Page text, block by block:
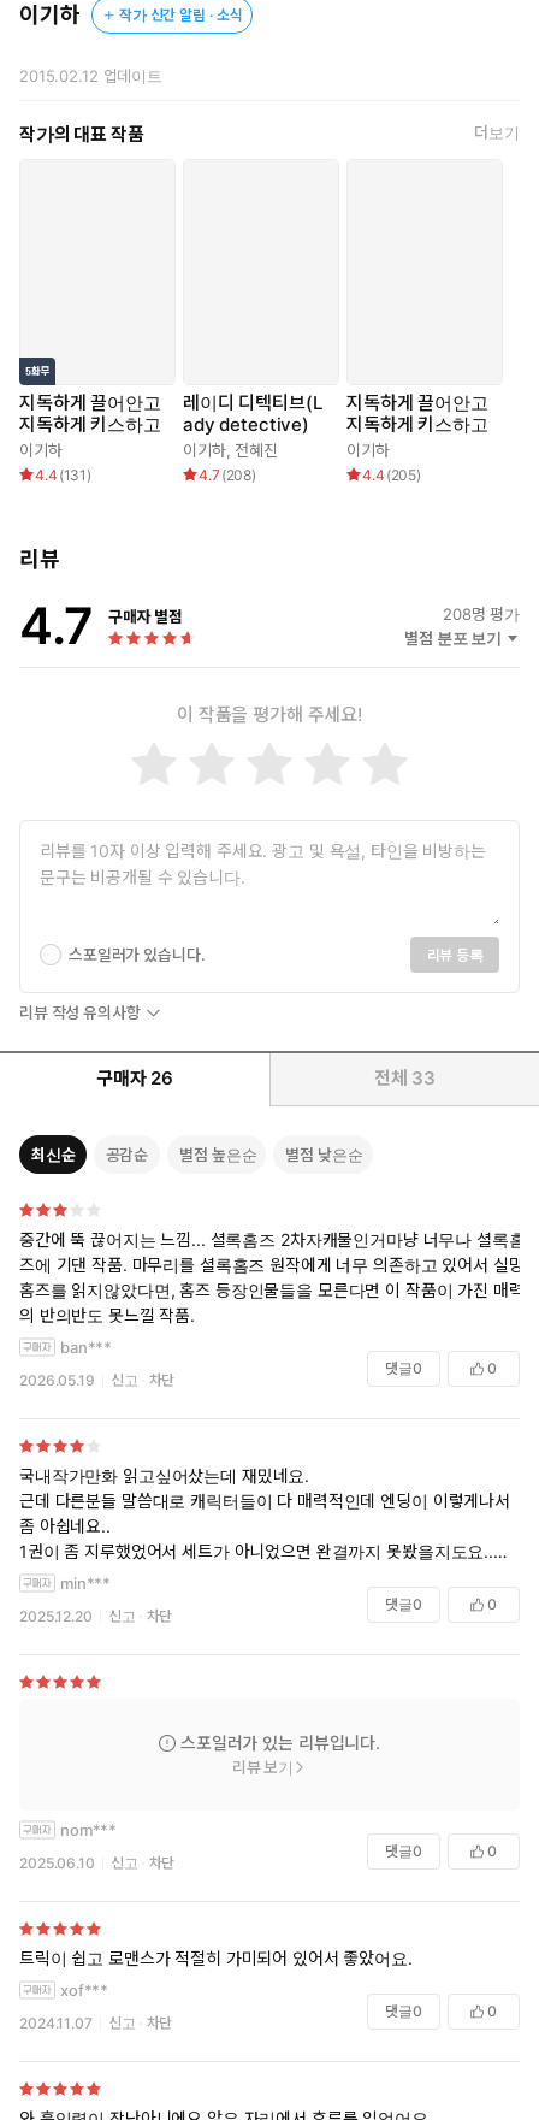
이기하 작가 신간 알림 · 소식
2015.02.12 업데이트
작가의 대표 작품 더보기
지독하게 끌어안고
지독하게 키스하고
이기하
4.4 (131 )
레이디 디텍티브(L
ady detective)
이기하, 전혜진
4.7 (208)
지독하게 끌어안고
지독하게 키스하고
이기하
4.4 (205)
리뷰
4.7 구매자 별점 208명 평가
별점 분포 보기
이 작품을 평가해 주세요!
스포일러가 있습니다. 리뷰 등록
리뷰 작성 유의사항
구매자 26 전체 33
최신순 공감순 별점 높은순 별점 낮은순
중간에 뚝 끊어지는 느낌... 셜록홈즈 2차자캐물인거마냥 너무나 셜록홈
즈에 기댄 작품. 마무리를 셜록홈즈 원작에게 너무 의존하고 있어서 실망.
홈즈를 읽지않았다면, 홈즈 등장인물들을 모른다면 이 작품이 가진 매력
의 반의반도 못느낄 작품.
ban***
2026.05.19 신고 차단
댓글0 0
국내작가만화 읽고싶어샀는데 재밌네요.
근데 다른분들 말씀대로 캐릭터들이 다 매력적인데 엔딩이 이렇게나서
좀 아쉽네요..
1권이 좀 지루했었어서 세트가 아니었으면 완결까지 못봤을지도요..
제임스도 마이크로프트도 설정은 흥미로웠는데 아쉽습니다..
min***
2025.12.20 신고 차단
댓글0 0
스포일러가 있는 리뷰입니다.
리뷰 보기
nom***
2025.06.10 신고 차단
댓글0 0
트릭이 쉽고 로맨스가 적절히 가미되어 있어서 좋았어요.
xof***
2024.11.07 신고 차단
댓글0 0